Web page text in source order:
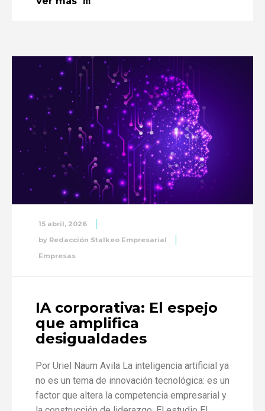
15 abril, 2026
by Redacción Stalkeo Empresarial
Empresas
IA corporativa: El espejo
que amplifica
desigualdades
Por Uriel Naum Avila La inteligencia artificial ya
no es un tema de innovación tecnológica: es un
factor que altera la competencia empresarial y